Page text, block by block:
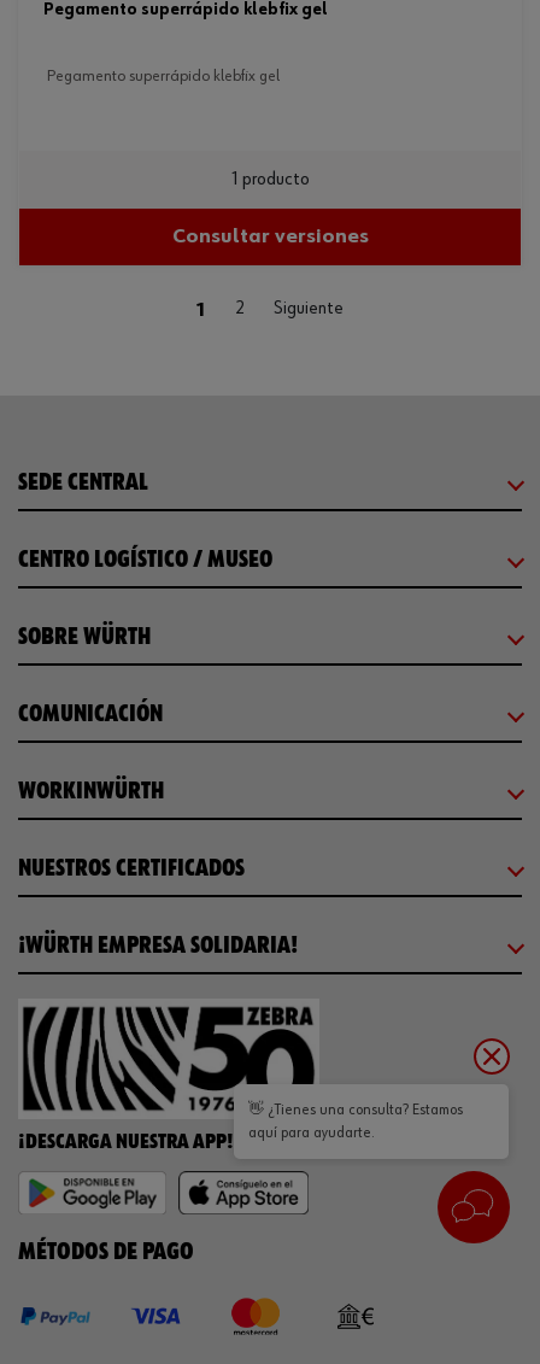
pegamento superrápido klebfix gel
pegamento superrápido klebfix gel
1 producto
Consultar versiones
1 (current)
2 Siguiente
SEDE CENTRAL
CENTRO LOGÍSTICO / MUSEO
SOBRE WÜRTH
COMUNICACIÓN
WORKINWÜRTH
NUESTROS CERTIFICADOS
¡WÜRTH EMPRESA SOLIDARIA!
¡DESCARGA NUESTRA APP!
MÉTODOS DE PAGO
👋 ¿Tienes una consulta? Estamos
aquí para ayudarte.